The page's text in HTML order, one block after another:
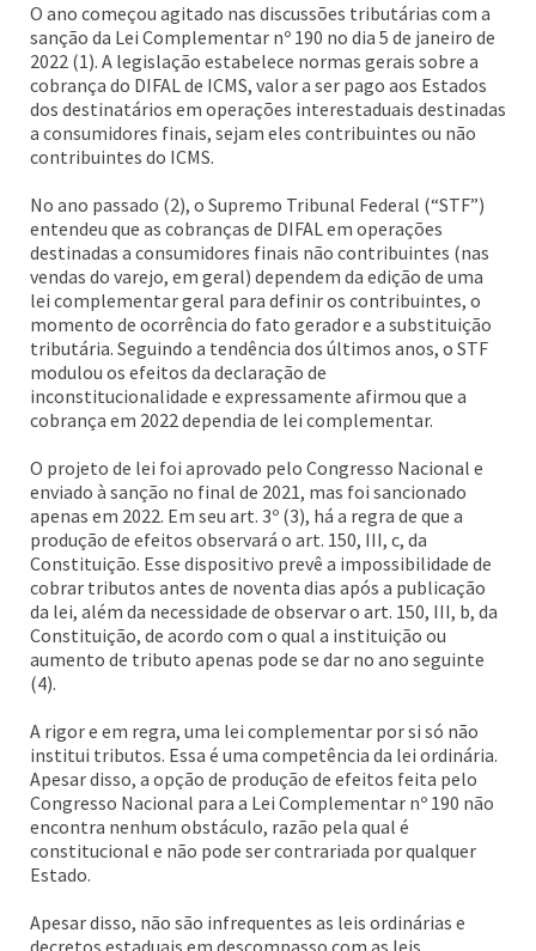
O ano começou agitado nas discussões tributárias com a
sanção da Lei Complementar nº 190 no dia 5 de janeiro de
2022 (1). A legislação estabelece normas gerais sobre a
cobrança do DIFAL de ICMS, valor a ser pago aos Estados
dos destinatários em operações interestaduais destinadas
a consumidores finais, sejam eles contribuintes ou não
contribuintes do ICMS.
No ano passado (2), o Supremo Tribunal Federal (“STF”)
entendeu que as cobranças de DIFAL em operações
destinadas a consumidores finais não contribuintes (nas
vendas do varejo, em geral) dependem da edição de uma
lei complementar geral para definir os contribuintes, o
momento de ocorrência do fato gerador e a substituição
tributária. Seguindo a tendência dos últimos anos, o STF
modulou os efeitos da declaração de
inconstitucionalidade e expressamente afirmou que a
cobrança em 2022 dependia de lei complementar.
O projeto de lei foi aprovado pelo Congresso Nacional e
enviado à sanção no final de 2021, mas foi sancionado
apenas em 2022. Em seu art. 3º (3), há a regra de que a
produção de efeitos observará o art. 150, III, c, da
Constituição. Esse dispositivo prevê a impossibilidade de
cobrar tributos antes de noventa dias após a publicação
da lei, além da necessidade de observar o art. 150, III, b, da
Constituição, de acordo com o qual a instituição ou
aumento de tributo apenas pode se dar no ano seguinte
(4).
A rigor e em regra, uma lei complementar por si só não
institui tributos. Essa é uma competência da lei ordinária.
Apesar disso, a opção de produção de efeitos feita pelo
Congresso Nacional para a Lei Complementar nº 190 não
encontra nenhum obstáculo, razão pela qual é
constitucional e não pode ser contrariada por qualquer
Estado.
Apesar disso, não são infrequentes as leis ordinárias e
decretos estaduais em descompasso com as leis